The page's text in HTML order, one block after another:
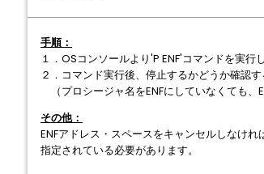
手順：
１．OSコンソールより'P ENF'コマンドを実⾏
２．コマンド実⾏後、停⽌するかどうか確認
（プロシージャ名をENFにしていなくても、
その他：
ENFアドレス・スペースをキャンセルしなけ
指定されている必要があります。